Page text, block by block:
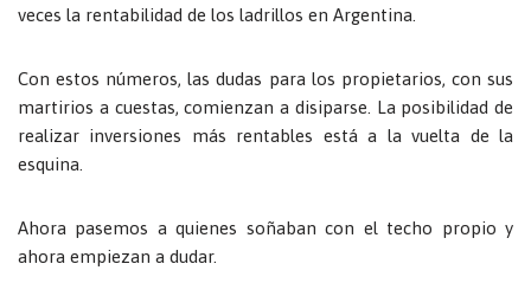
veces la rentabilidad de los ladrillos en Argentina.
Con estos números, las dudas para los propietarios, con sus
martirios a cuestas, comienzan a disiparse. La posibilidad de
realizar inversiones más rentables está a la vuelta de la
esquina.
Ahora pasemos a quienes soñaban con el techo propio y
ahora empiezan a dudar.